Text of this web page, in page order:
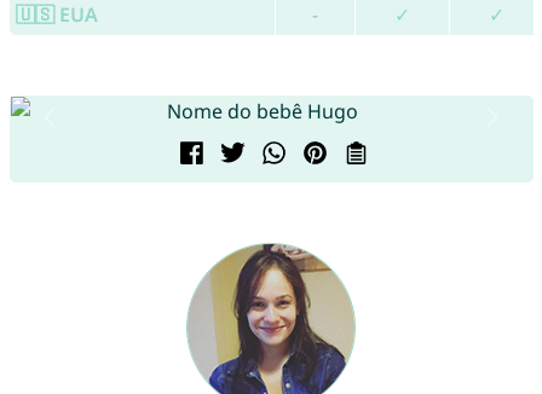
🇺🇸 EUA
- ✓ ✓